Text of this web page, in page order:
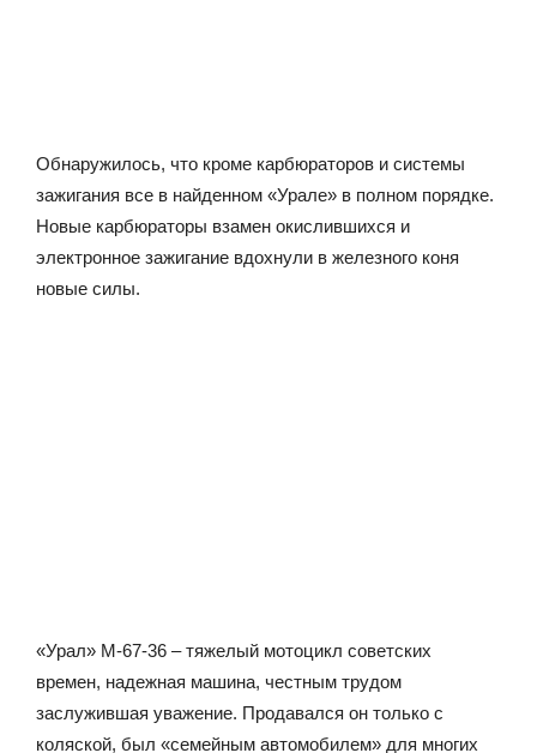
Обнаружилось, что кроме карбюраторов и системы
зажигания все в найденном «Урале» в полном порядке.
Новые карбюраторы взамен окислившихся и
электронное зажигание вдохнули в железного коня
новые силы.
«Урал» М-67-36 – тяжелый мотоцикл советских
времен, надежная машина, честным трудом
заслужившая уважение. Продавался он только с
коляской, был «семейным автомобилем» для многих